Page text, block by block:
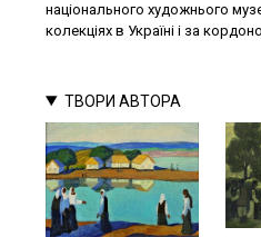
національного художнього
колекціях в Україні і за
ТВОРИ АВТОРА